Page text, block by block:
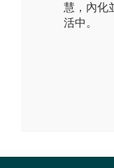
慧，內化
活中。